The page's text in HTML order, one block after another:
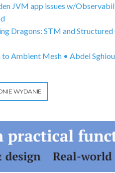
JVM app issues w/
Dragons: STM and
Ambient Mesh • Abdel
WYDANIE